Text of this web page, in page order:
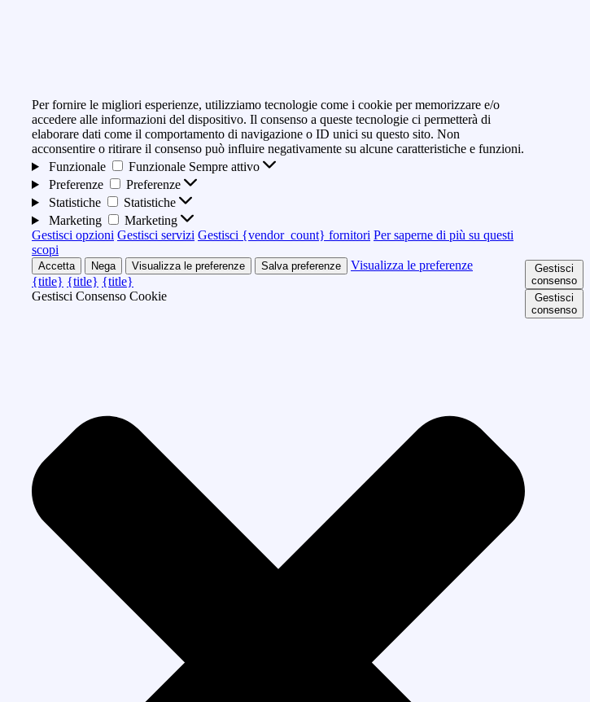
Per fornire le migliori esperienze, utilizziamo tecnologie come i cookie per memorizzare e/o
accedere alle informazioni del dispositivo. Il consenso a queste tecnologie ci permetterà di
elaborare dati come il comportamento di navigazione o ID unici su questo sito. Non
acconsentire o ritirare il consenso può influire negativamente su alcune caratteristiche e funzioni.
Funzionale
Funzionale Sempre attivo
Preferenze
Preferenze
Statistiche
Statistiche
Marketing
Marketing
Gestisci opzioni Gestisci servizi Gestisci {vendor_count} fornitori Per saperne di più su questi
scopi
Accetta Nega Visualizza le preferenze Salva preferenze
Visualizza le preferenze
{title} {title} {title}
Gestisci Consenso Cookie
Gestisci
consenso
Gestisci
consenso